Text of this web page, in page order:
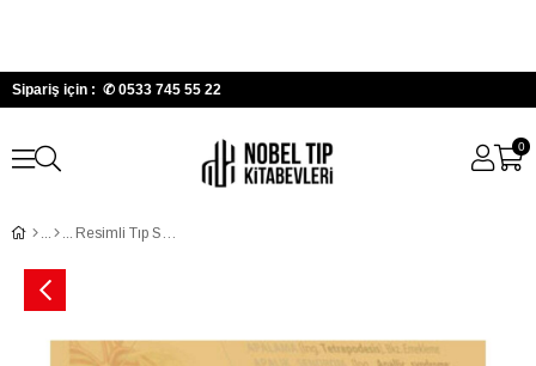
Sipariş için : ✆ 0533 745 55 22
0
Resimli Tıp Sözlüğü